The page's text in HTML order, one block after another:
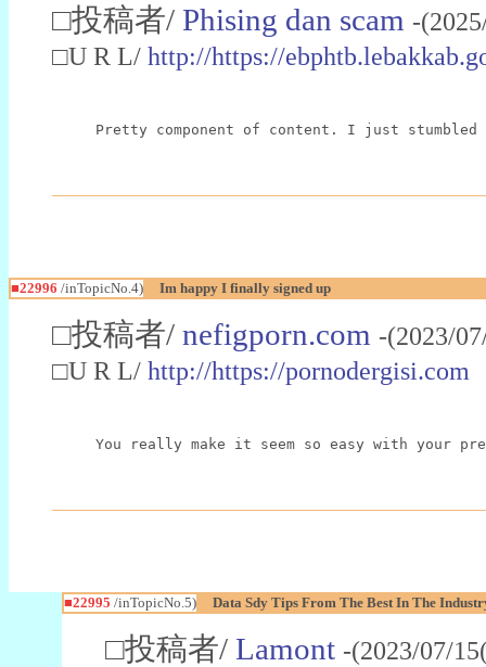
□投稿者/ Phising dan scam -
□U R L/ http://https://
Pretty component of content. I just
■22996 /inTopicNo.4) Im happy I finally signed up
□投稿者/ nefigporn.com -(2023/
□U R L/ http://https://pornodergisi.com
You really make it seem so easy with your
■22995 /inTopicNo.5) Data Sdy Tips From The Best In The
□投稿者/ Lamont -(2023/07/